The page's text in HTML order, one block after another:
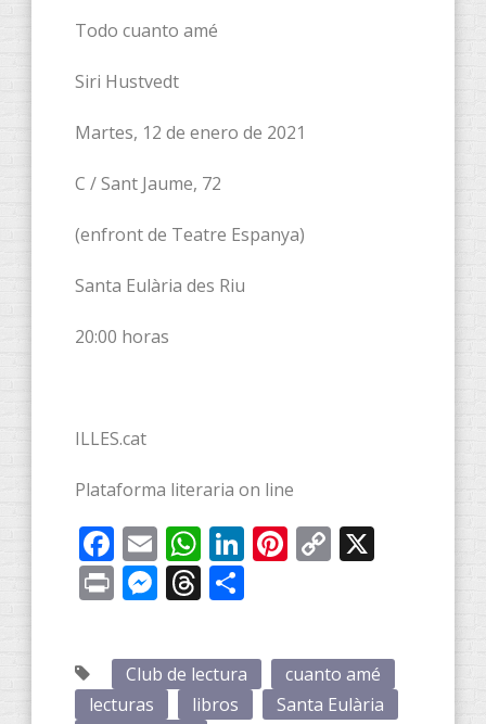
Todo cuanto amé
Siri Hustvedt
Martes, 12 de enero de 2021
C / Sant Jaume, 72
(enfront de Teatre Espanya)
Santa Eulària des Riu
20:00 horas
ILLES.cat
Plataforma literaria on line
Facebook
EmailWhatsApp
LinkedIn
Pinterest
Copy
PrintMessenger
Threads
Club de lectura
cuanto amé
lecturas
libros
Santa Eulària